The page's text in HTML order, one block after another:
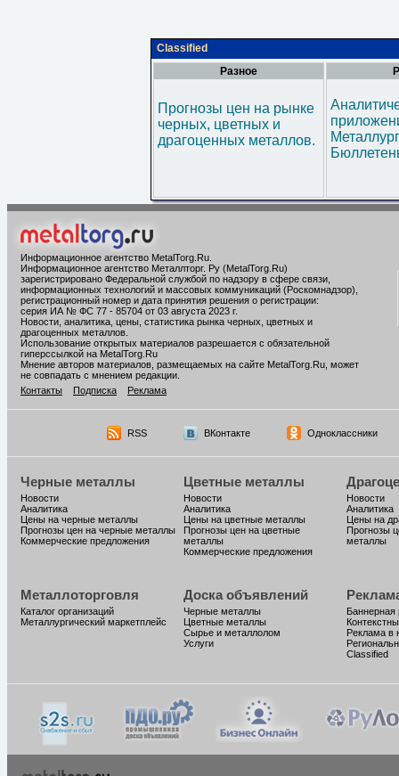
Classified
Разное
Прогнозы цен на рынке
черных, цветных и
драгоценных металлов.
Информационное агентство MetalTorg.Ru
Информационное агентство Металлторг. Ру (MetalTorg.Ru)
зарегистрировано Федеральной службой по надзору в сфере связи,
информационных технологий и массовых коммуникаций (Роскомнадзор),
регистрационный номер и дата принятия решения о регистрации:
серия ИА № ФС 77 - 85704 от 03 августа 2023 г.
Новости, аналитика, цены, статистика рынка черных, цветных и
драгоценных металлов.
Использование открытых материалов разрешается с обязательной
гиперссылкой на MetalTorg.Ru
Мнение авторов материалов, размещаемых на сайте MetalTorg.Ru, может
не совпадать с мнением редакции.
Контакты
Подписка Реклама
RSS ВКонтакте Одноклассники
Черные металлы
Новости
Аналитика
Цены на черные металлы
Прогнозы цен на черные металлы
Коммерческие предложения
Цветные металлы
Новости
Аналитика
Цены на цветные металлы
Прогнозы цен на цветные
металлы
Коммерческие предложения
Новости
Аналитика
Цены на
Прогнозы
металлы
Металлоторговля
Каталог организаций
Металлургический маркетплейс
Доска объявлений
Черные металлы
Цветные металлы
Сырье и металлолом
Услуги
Баннерная
Реклама в
Classified